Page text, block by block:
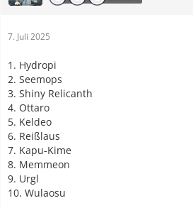
7. Juli 2025
1. Hydropi
2. Seemops
3. Shiny Relicanth
4. Ottaro
5. Keldeo
6. Reißlaus
7. Kapu-Kime
8. Memmeon
9. Urgl
10. Wulaosu